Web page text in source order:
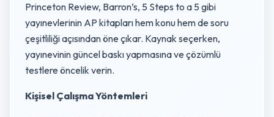
Princeton Review, Barron’s, 5 Steps to a 5 gibi
yayınevlerinin AP kitapları hem konu hem de soru
çeşitliliği açısından öne çıkar. Kaynak seçerken,
yayınevinin güncel baskı yapmasına ve çözümlü
testlere öncelik verin.
Kişisel Çalışma Yöntemleri